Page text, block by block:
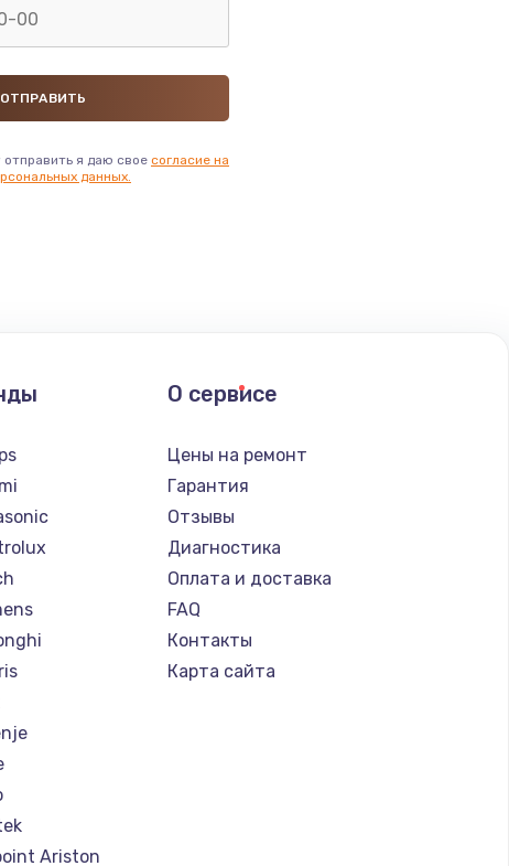
я даю свое согласие на
данных.
Ariston
О сервисе
Цены на ремонт
Гарантия
Отзывы
Диагностика
Оплата и доставка
FAQ
Контакты
Карта сайта